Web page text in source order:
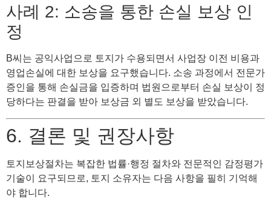
사례 2: 소송을 통한 손실 보상 인
정
B씨는 공익사업으로 토지가 수용되면서 사업장 이전 비용과
영업손실에 대한 보상을 요구했습니다. 소송 과정에서 전문가
증인을 통해 손실금을 입증하며 법원으로부터 손실 보상이 정
당하다는 판결을 받아 보상금 외 별도 보상을 받았습니다.
6. 결론 및 권장사항
토지보상절차는 복잡한 법률·행정 절차와 전문적인 감정평가
기술이 요구되므로, 토지 소유자는 다음 사항을 필히 기억해
야 합니다.